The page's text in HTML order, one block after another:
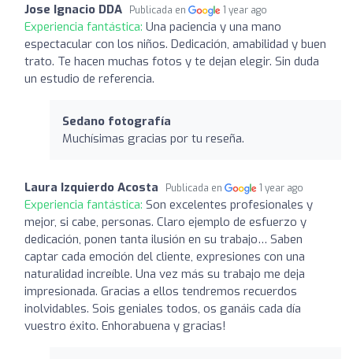
Jose Ignacio DDA Publicada en 1 year ago
Experiencia fantástica: Una paciencia y una mano
espectacular con los niños. Dedicación, amabilidad y buen
trato. Te hacen muchas fotos y te dejan elegir. Sin duda
un estudio de referencia.
Sedano fotografía
Muchísimas gracias por tu reseña.
Laura Izquierdo Acosta Publicada en 1 year ago
Experiencia fantástica: Son excelentes profesionales y
mejor, si cabe, personas. Claro ejemplo de esfuerzo y
dedicación, ponen tanta ilusión en su trabajo… Saben
captar cada emoción del cliente, expresiones con una
naturalidad increíble. Una vez más su trabajo me deja
impresionada. Gracias a ellos tendremos recuerdos
inolvidables. Sois geniales todos, os ganáis cada día
vuestro éxito. Enhorabuena y gracias!